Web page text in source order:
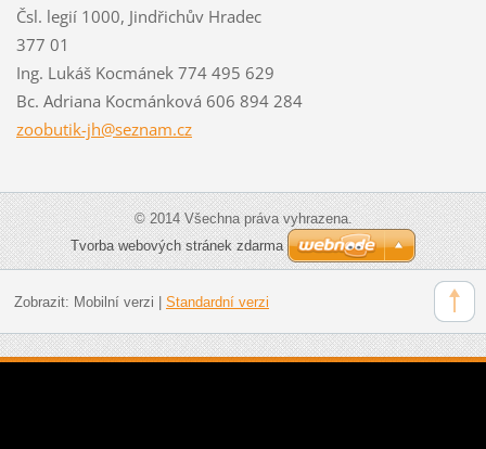
Čsl. legií 1000, Jindřichův Hradec
377 01
Ing. Lukáš Kocmánek 774 495 629
Bc. Adriana Kocmánková 606 894 284
zoobutik-jh@seznam.cz
© 2014 Všechna práva vyhrazena.
Tvorba webových stránek zdarma
Zobrazit: Mobilní verzi Standardní verzi